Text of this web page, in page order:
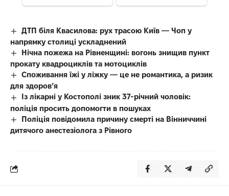
ДТП біля Квасилова: рух трасою Київ — Чоп у
напрямку столиці ускладнений
Нічна пожежа на Рівненщині: вогонь знищив пункт
прокату квадроциклів та мотоциклів
Споживання їжі у ліжку — це не романтика, а ризик
для здоров’я
Із лікарні у Костополі зник 37-річний чоловік:
поліція просить допомогти в пошуках
Поліція повідомила причину смерті на Вінниччині
дитячого анестезіолога з Рівного